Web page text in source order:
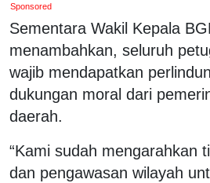
Sponsored
Sementara Wakil Kepala
menambahkan, seluruh
wajib mendapatkan
dukungan moral dari
daerah.
“Kami sudah mengarahkan
dan pengawasan wilayah